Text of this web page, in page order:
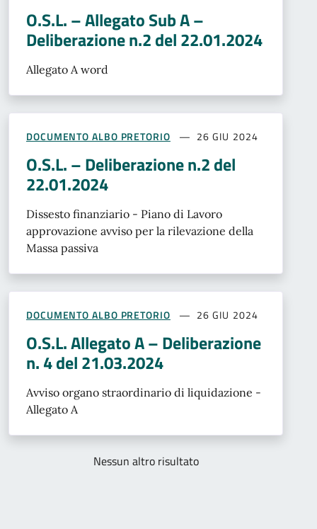
O.S.L. – Allegato Sub A –
Deliberazione n.2 del 22.01.2024
Allegato A word
DOCUMENTO ALBO PRETORIO 26 GIU 2024
O.S.L. – Deliberazione n.2 del
22.01.2024
Dissesto finanziario - Piano di Lavoro
approvazione avviso per la rilevazione della
Massa passiva
DOCUMENTO ALBO PRETORIO 26 GIU 2024
O.S.L. Allegato A – Deliberazione
n. 4 del 21.03.2024
Avviso organo straordinario di liquidazione -
Allegato A
Nessun altro risultato